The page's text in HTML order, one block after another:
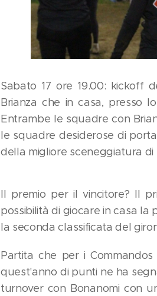
Sabato 17 ore 19.00: kickoff
Brianza che in casa, presso
Entrambe le squadre con
le squadre desiderose di
della migliore sceneggiatura
Il premio per il vincitore? Il
possibilità di giocare in casa
la seconda classificata del
Partita che per i
quest'anno di punti ne ha
turnover con Bonanomi con